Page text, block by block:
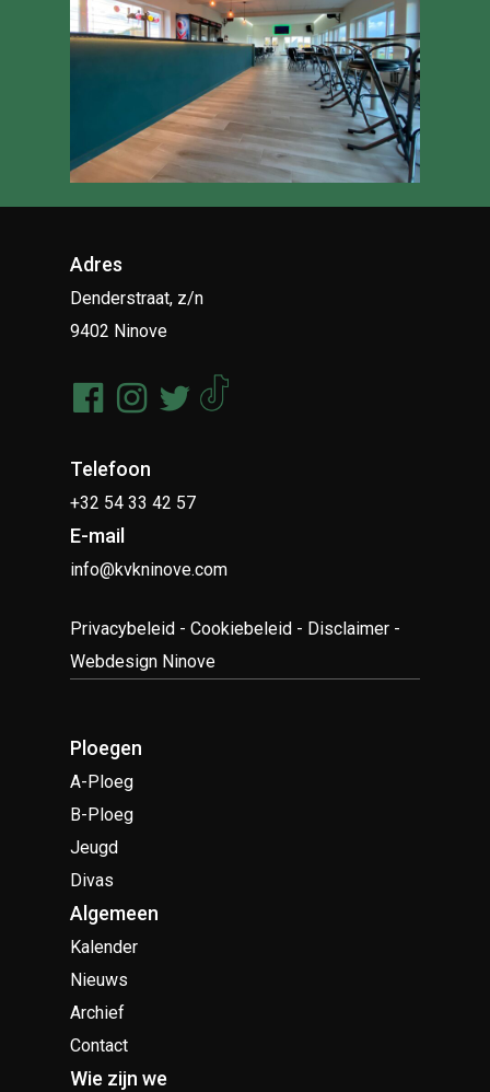
Adres
Denderstraat, z/n
9402 Ninove
Telefoon
+32 54 33 42 57
E-mail
info@kvkninove.com
Privacybeleid -Cookiebeleid - Disclaimer -
Webdesign Ninove
Ploegen
A-Ploeg
B-Ploeg
Jeugd
Divas
Algemeen
Kalender
Nieuws
Archief
Contact
Wie zijn we